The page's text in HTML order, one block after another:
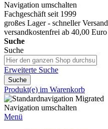
Navigation umschalten
Fachgeschäft seit 1999
großes Lager - schneller Versand
versandkostenfrei ab 40,00 Euro
Suche
Suche
Erweiterte Suche
Suche
Produkt(e) im Warenkorb
Navigation umschalten
Menü